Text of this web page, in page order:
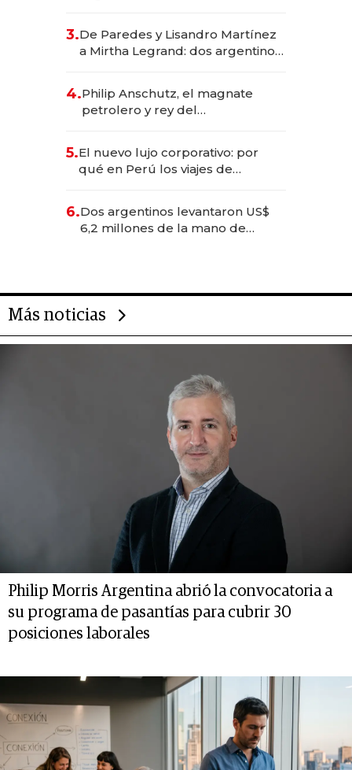
las marcas "fast premium"
3.De Paredes y Lisandro Martínez
a Mirtha Legrand: dos argentinos
4.Philip Anschutz, el magnate
petrolero y rey del
Fénix
5.El nuevo lujo corporativo: por
qué en Perú los viajes de
para convertirse en experiencias
transformadoras
6.Dos argentinos levantaron US$
6,2 millones de la mano de
Más noticias
Philip Morris Argentina abrió la convocatoria a
su programa de pasantías para cubrir 30
posiciones laborales